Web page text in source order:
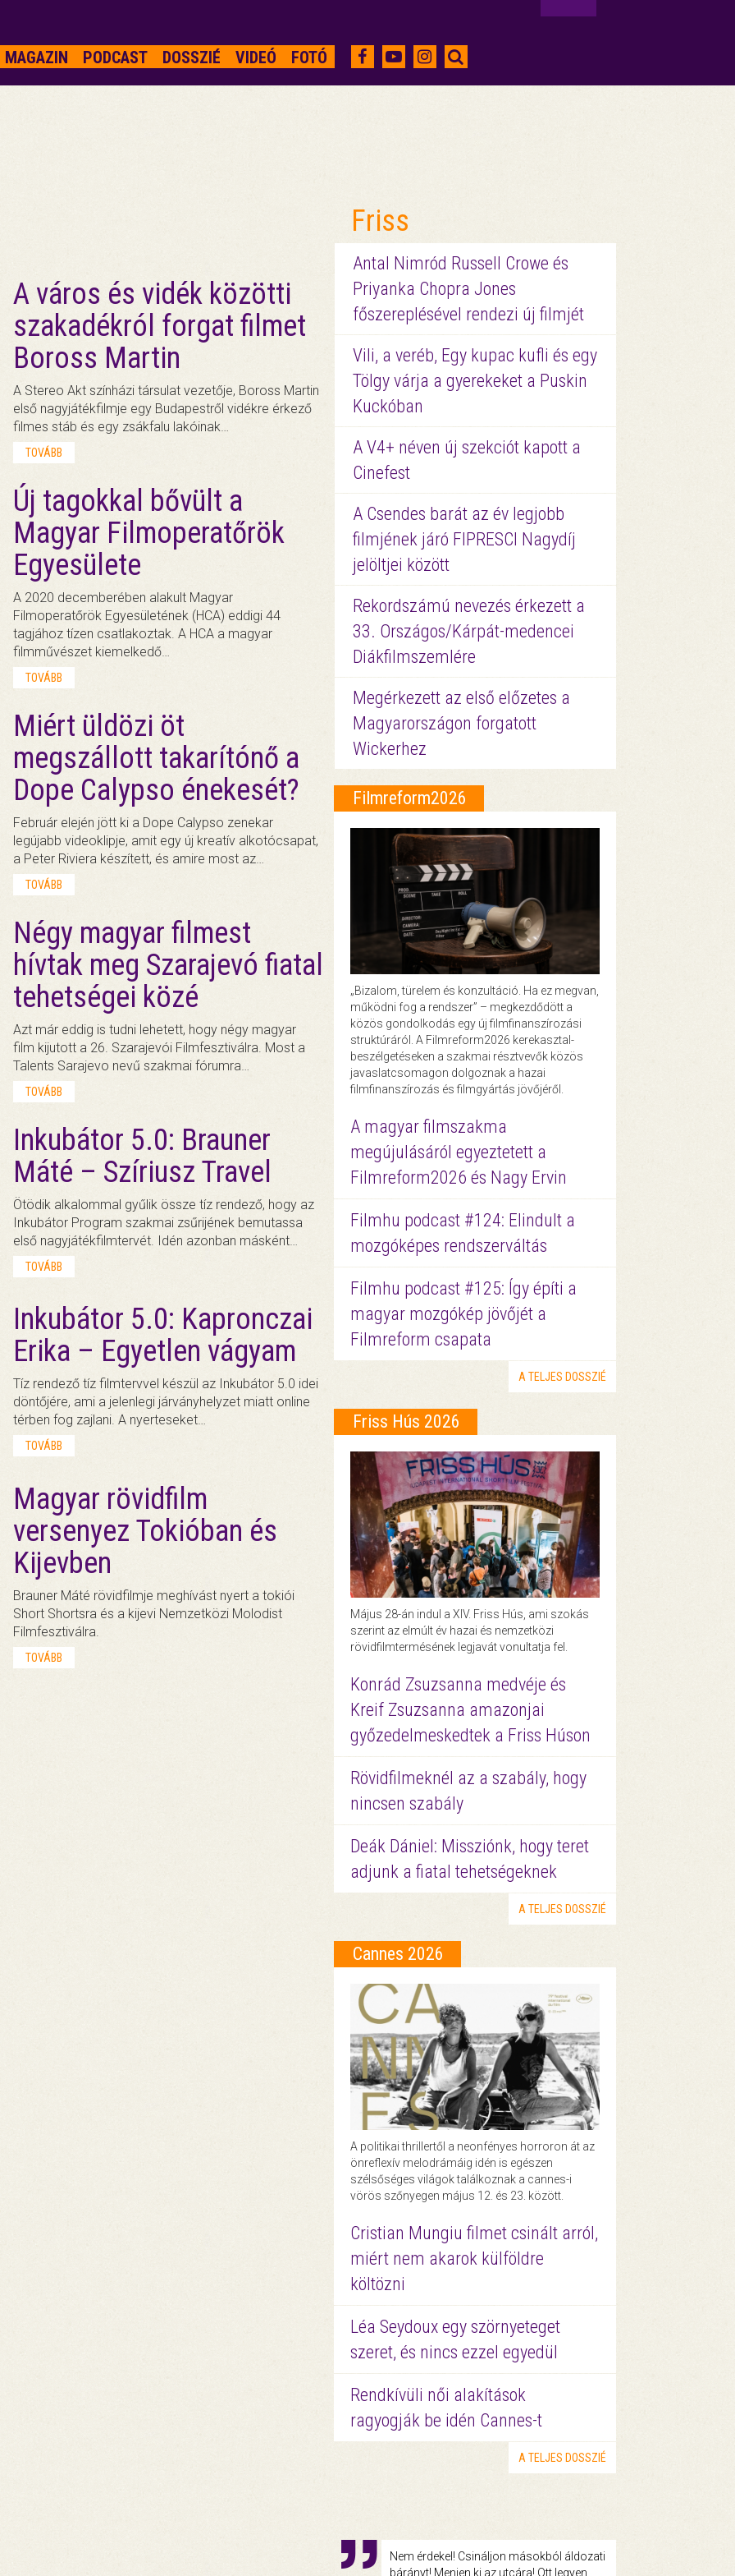
MAGAZIN PODCAST DOSSZIÉ VIDEÓ FOTÓ
A város és vidék közötti
szakadékról forgat filmet
Boross Martin
A Stereo Akt színházi társulat vezetője, Boross Martin
első nagyjátékfilmje egy Budapestről vidékre érkező
filmes stáb és egy zsákfalu lakóinak…
TOVÁBB
Új tagokkal bővült a
Magyar Filmoperatőrök
Egyesülete
A 2020 decemberében alakult Magyar
Filmoperatőrök Egyesületének (HCA) eddigi 44
tagjához tízen csatlakoztak. A HCA a magyar
filmművészet kiemelkedő…
TOVÁBB
Miért üldözi öt
megszállott takarítónő a
Dope Calypso énekesét?
Február elején jött ki a Dope Calypso zenekar
legújabb videoklipje, amit egy új kreatív alkotócsapat,
a Peter Riviera készített, és amire most az…
TOVÁBB
Négy magyar filmest
hívtak meg Szarajevó fiatal
tehetségei közé
Azt már eddig is tudni lehetett, hogy négy magyar
film kijutott a 26. Szarajevói Filmfesztiválra. Most a
Talents Sarajevo nevű szakmai fórumra…
TOVÁBB
Inkubátor 5.0: Brauner
Máté – Szíriusz Travel
Ötödik alkalommal gyűlik össze tíz rendező, hogy az
Inkubátor Program szakmai zsűrijének bemutassa
első nagyjátékfilmtervét. Idén azonban másként…
TOVÁBB
Inkubátor 5.0: Kapronczai
Erika – Egyetlen vágyam
Tíz rendező tíz filmtervvel készül az Inkubátor 5.0 idei
döntőjére, ami a jelenlegi járványhelyzet miatt online
térben fog zajlani. A nyerteseket…
TOVÁBB
Magyar rövidfilm
versenyez Tokióban és
Kijevben
Brauner Máté rövidfilmje meghívást nyert a tokiói
Short Shortsra és a kijevi Nemzetközi Molodist
Filmfesztiválra.
TOVÁBB
Friss
Antal Nimród Russell Crowe és
Priyanka Chopra Jones
főszereplésével rendezi új filmjét
Vili, a veréb, Egy kupac kufli és egy
Tölgy várja a gyerekeket a Puskin
Kuckóban
A V4+ néven új szekciót kapott a
Cinefest
A Csendes barát az év legjobb
filmjének járó FIPRESCI Nagydíj
jelöltjei között
Rekordszámú nevezés érkezett a
33. Országos/Kárpát-medencei
Diákfilmszemlére
Megérkezett az első előzetes a
Magyarországon forgatott
Wickerhez
Filmreform2026
„Bizalom, türelem és konzultáció. Ha ez megvan,
működni fog a rendszer” – megkezdődött a
közös gondolkodás egy új filmfinanszírozási
struktúráról. A Filmreform2026 kerekasztal-
beszélgetéseken a szakmai résztvevők közös
javaslatcsomagon dolgoznak a hazai
filmfinanszírozás és filmgyártás jövőjéről.
A magyar filmszakma
megújulásáról egyeztetett a
Filmreform2026 és Nagy Ervin
Filmhu podcast #124: Elindult a
mozgóképes rendszerváltás
Filmhu podcast #125: Így építi a
magyar mozgókép jövőjét a
Filmreform csapata
A TELJES DOSSZIÉ
Friss Hús 2026
Május 28-án indul a XIV. Friss Hús, ami szokás
szerint az elmúlt év hazai és nemzetközi
rövidfilmtermésének legjavát vonultatja fel.
Konrád Zsuzsanna medvéje és
Kreif Zsuzsanna amazonjai
győzedelmeskedtek a Friss Húson
Rövidfilmeknél az a szabály, hogy
nincsen szabály
Deák Dániel: Missziónk, hogy teret
adjunk a fiatal tehetségeknek
A TELJES DOSSZIÉ
Cannes 2026
A politikai thrillertől a neonfényes horroron át az
önreflexív melodrámáig idén is egészen
szélsőséges világok találkoznak a cannes-i
vörös szőnyegen május 12. és 23. között.
Cristian Mungiu filmet csinált arról,
miért nem akarok külföldre
költözni
Léa Seydoux egy szörnyeteget
szeret, és nincs ezzel egyedül
Rendkívüli női alakítások
ragyogják be idén Cannes-t
A TELJES DOSSZIÉ
Nem érdekel! Csináljon másokból áldozati
bárányt! Menjen ki az utcára! Ott legyen